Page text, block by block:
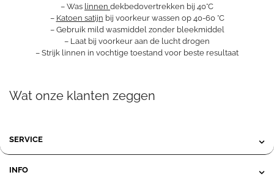
– Was linnen dekbedovertrekken bij 40°C
– Katoen satijn bij voorkeur wassen op 40-60 °C
– Gebruik mild wasmiddel zonder bleekmiddel
– Laat bij voorkeur aan de lucht drogen
– Strijk linnen in vochtige toestand voor beste resultaat
Wat onze klanten zeggen
SERVICE
INFO